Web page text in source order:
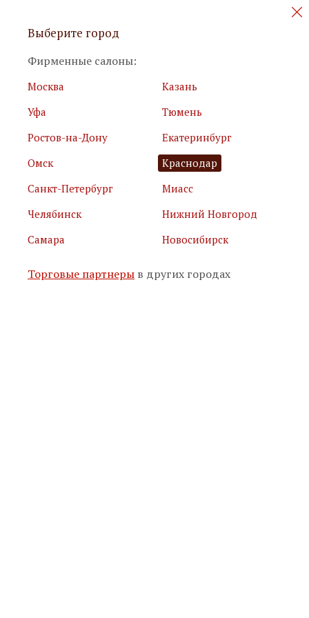
Персональные акции и новинки
Я принимаю
условия использования сайта
Я соглашаюсь сполитикой обработки персональных
Подписаться
Выберите город
Фирменные салоны:
Москва
Казань
Уфа
Тюмень
Ростов-на-Дону
Екатеринбург
Омск
Краснодар
Санкт-Петербург
Миасс
Челябинск
Нижний Новгород
Самара
Новосибирск
Торговые партнеры в других городах